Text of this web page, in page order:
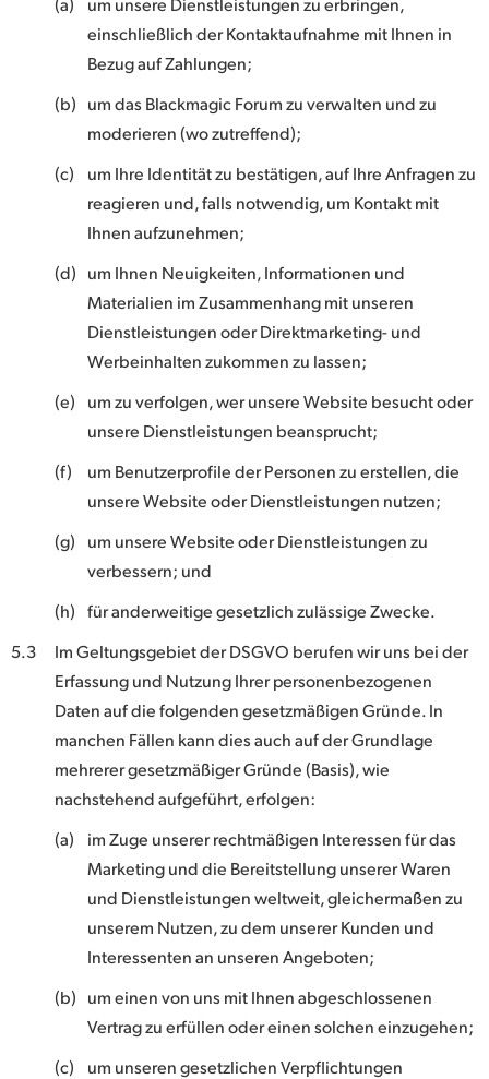
einschließlich der Kontaktaufnahme mit Ihnen in
Bezug auf Zahlungen;
(b) um das Blackmagic Forum zu verwalten und zu
moderieren (wo zutreffend);
(c)
um Ihre Identität zu bestätigen, auf Ihre Anfragen zu
reagieren und, falls notwendig, um Kontakt mit
Ihnen aufzunehmen;
(d) um Ihnen Neuigkeiten, Informationen und
Materialien im Zusammenhang mit unseren
Dienstleistungen oder Direktmarketing- und
Werbeinhalten zukommen zu lassen;
(e)
um zu verfolgen, wer unsere Website besucht oder
unsere Dienstleistungen beansprucht;
(f)
um Benutzerprofile der Personen zu erstellen, die
unsere Website oder Dienstleistungen nutzen;
(g)
um unsere Website oder Dienstleistungen zu
verbessern; und
(h) für anderweitige gesetzlich zulässige Zwecke.
5.3
Im Geltungsgebiet der DSGVO berufen wir uns bei der
Erfassung und Nutzung Ihrer personenbezogenen
Daten auf die folgenden gesetzmäßigen Gründe. In
manchen Fällen kann dies auch auf der Grundlage
mehrerer gesetzmäßiger Gründe (Basis), wie
nachstehend aufgeführt, erfolgen:
(a)
im Zuge unserer rechtmäßigen Interessen für das
Marketing und die Bereitstellung unserer Waren
und Dienstleistungen weltweit, gleichermaßen zu
unserem Nutzen, zu dem unserer Kunden und
Interessenten an unseren Angeboten;
(b) um einen von uns mit Ihnen abgeschlossenen
Vertrag zu erfüllen oder einen solchen einzugehen;
(c)
um unseren gesetzlichen Verpflichtungen